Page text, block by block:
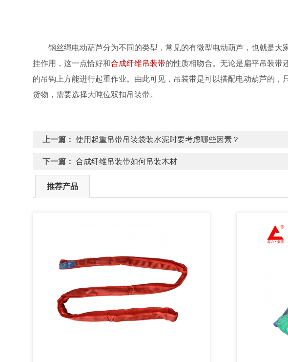
钢丝绳电动葫芦分为不同的类型，常见的有微型电动葫芦，也就是
挂作用，这一点恰好和合成纤维吊装带的性质相吻合。无论是扁平吊装带
的吊钩上方能进行起重作业。由此可见，吊装带是可以搭配电动葫芦的
货物，需要选择大吨位双扣吊装带。
上一篇： 使用起重吊带吊装袋装水泥时要考虑哪些因素？
下一篇： 合成纤维吊装带如何吊装木材
推荐产品